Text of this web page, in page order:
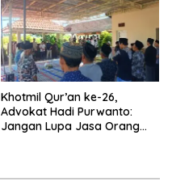
Khotmil Qur’an ke-26,
Advokat Hadi Purwanto:
Jangan Lupa Jasa Orang